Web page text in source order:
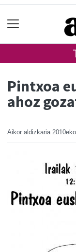
Pintxoa
ahoz
Aikor aldizkaria